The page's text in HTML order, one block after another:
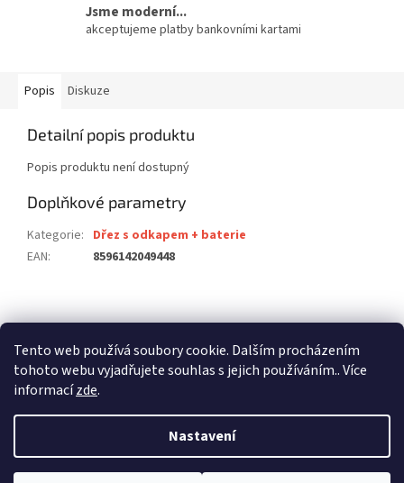
Tento web používá soubory cookie. Dalším procházením
tohoto webu vyjadřujete souhlas s jejich používáním.. Více
informacízde.
Nastavení
Jsme moderní...
akceptujeme platby bankovními kartami
Popis Diskuze
Detailní popis produktu
Popis produktu není dostupný
Doplňkové parametry
Kategorie: Dřez s odkapem + baterie
EAN: 8596142049448
á
stavební pouzdra SCRIGNO
Vytvořil Shoptet